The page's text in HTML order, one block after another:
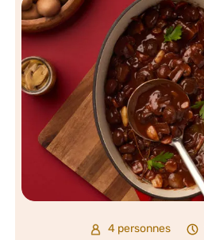
4 personnes